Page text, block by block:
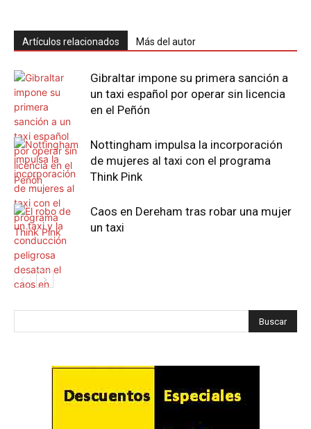
Artículos relacionados Más del autor
Gibraltar impone su primera sanción a
un taxi español por operar sin licencia
en el Peñón
Nottingham impulsa la incorporación
de mujeres al taxi con el programa
Think Pink
Caos en Dereham tras robar una mujer
un taxi